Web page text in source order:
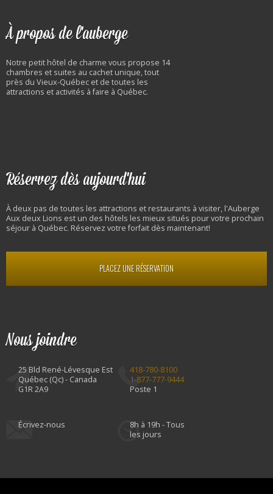
À propos de l'auberge
Notre petit hôtel de charme vous propose 14
chambres et suites au cachet unique, tout
près du Vieux-Québec et de toutes les
attractions et activités à faire à Québec.
Réservez dès aujourd'hui
À deux pas de toutes les attractions et restaurants à visiter, l'Auberge
Aux deux Lions est un des hôtels les mieux situés pour votre prochain
séjour à Québec. Réservez votre forfait dès maintenant!
PLACEZ UNE RÉSERVATION
Nous joindre
25 Bld René-Lévesque Est
Québec (Qc) - Canada
G1R 2A9
418-780-8100
1-877-777-9444
Poste 1
Écrivez-nous
8h à 19h - Tous
les jours